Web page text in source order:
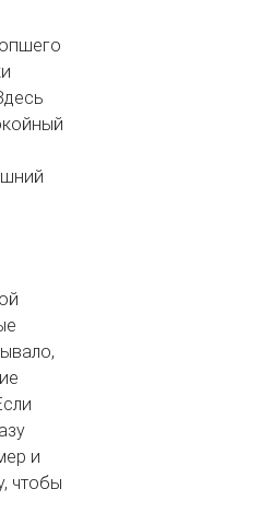
и
чтобы